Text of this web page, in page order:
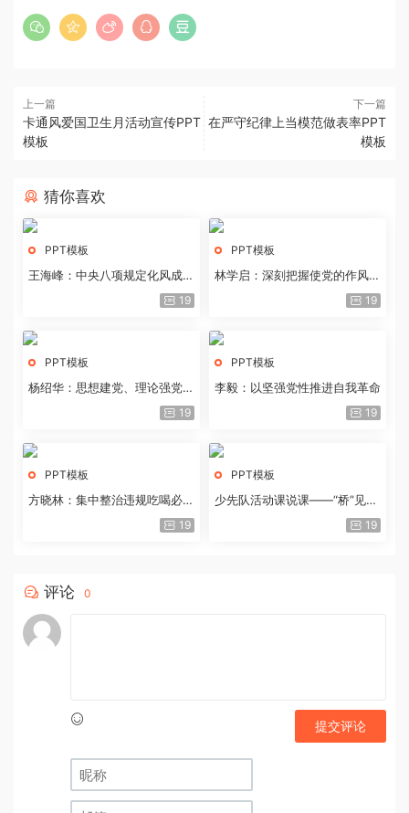
上一篇
卡通风爱国卫生月活动宣传PPT
模板
下一篇
在严守纪律上当模范做表率PPT
模板
猜你喜欢
PPT模板
王海峰：中央八项规定化风成俗
19
PPT模板
林学启：深刻把握使党的作风全
19
PPT模板
杨绍华：思想建党、理论强党的
19
PPT模板
李毅：以坚强党性推进自我革命
19
PPT模板
方晓林：集中整治违规吃喝必须
19
PPT模板
少先队活动课说课——“桥”见中
19
评论 0
提交评论